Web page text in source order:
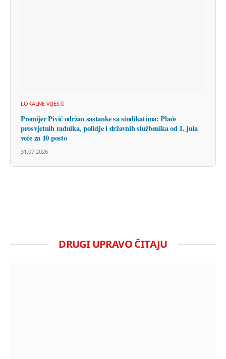
LOKALNE VIJESTI
Premijer Pivić održao sastanke sa sindikatima: Plaće
prosvjetnih radnika, policije i državnih službenika od 1. jula
veće za 10 posto
31.07.2026
DRUGI UPRAVO ČITAJU